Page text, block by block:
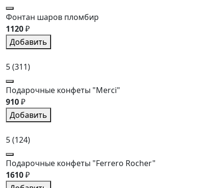
Фонтан шаров пломбир
1120₽
Добавить
5(311)
Подарочные конфеты "Merci"
910₽
Добавить
5(124)
Подарочные конфеты "Ferrero Rocher"
1610₽